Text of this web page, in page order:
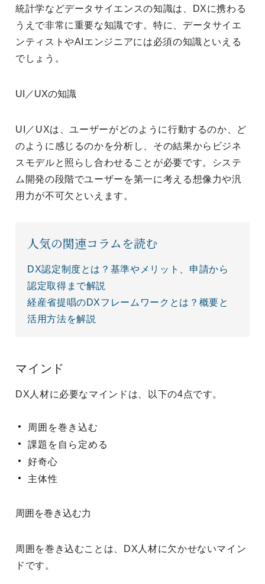
統計学などデータサイエンスの知識は、DXに携わる
うえで非常に重要な知識です。特に、データサイエ
ンティストやAIエンジニアには必須の知識といえる
でしょう。
UI／UXの知識
UI／UXは、ユーザーがどのように行動するのか、ど
のように感じるのかを分析し、その結果からビジネ
スモデルと照らし合わせることが必要です。システ
ム開発の段階でユーザーを第一に考える想像力や汎
用力が不可欠といえます。
人気の関連コラムを読む
DX認定制度とは？基準やメリット、申請から
認定取得まで解説
経産省提唱のDXフレームワークとは？概要と
活用方法を解説
マインド
DX人材に必要なマインドは、以下の4点です。
周囲を巻き込む
課題を自ら定める
好奇心
主体性
周囲を巻き込む力
周囲を巻き込むことは、DX人材に欠かせないマイン
ドです。